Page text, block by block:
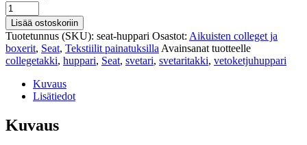
Seat
-
Huppari
määrä
Lisää ostoskoriin
Tuotetunnus (SKU): seat-huppari Osastot: Aikuisten colleget ja
boxerit, Seat, Tekstiilit painatuksilla Avainsanat tuotteelle
collegetakki, huppari, Seat, svetari, svetaritakki, vetoketjuhuppari
Kuvaus
Lisätiedot
Kuvaus